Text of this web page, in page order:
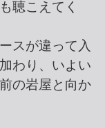
聴こえてく
スが違って入
わり、いよい
の岩屋と向か